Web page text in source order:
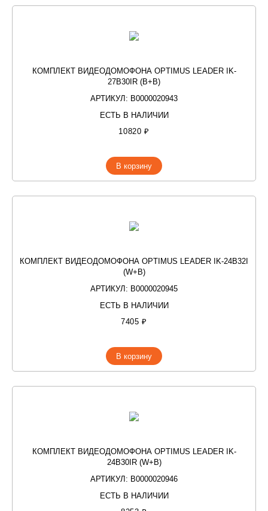
КОМПЛЕКТ ВИДЕОДОМОФОНА OPTIMUS LEADER IK-
27B30IR (B+B)
АРТИКУЛ: В0000020943
ЕСТЬ В НАЛИЧИИ
10820 ₽
В корзину
КОМПЛЕКТ ВИДЕОДОМОФОНА OPTIMUS LEADER IK-24B32I
(W+B)
АРТИКУЛ: В0000020945
ЕСТЬ В НАЛИЧИИ
7405 ₽
В корзину
КОМПЛЕКТ ВИДЕОДОМОФОНА OPTIMUS LEADER IK-
24B30IR (W+B)
АРТИКУЛ: В0000020946
ЕСТЬ В НАЛИЧИИ